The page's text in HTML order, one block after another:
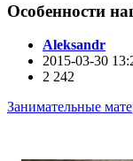
Особенности
Aleksandr
2015-03-30
2 242
Занимательные